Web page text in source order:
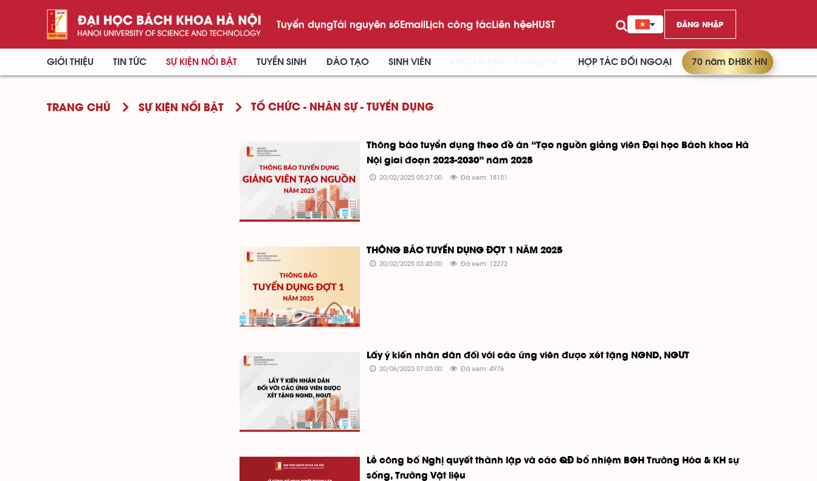
Tuyển dụngTài nguyên sốEmailLịch công tácLiên hệeHUST ĐĂNG NHẬP
GIỚI THIỆU TIN TỨC SỰ KIỆN NỔI BẬT TUYỂN SINH ĐÀO TẠO SINH VIÊN HỢP TÁC ĐỐI NGOẠI 70 năm ĐHBK HN
TRANG CHỦ SỰ KIỆN NỔI BẬT TỔ CHỨC - NHÂN SỰ - TUYỂN DỤNG
Thông báo tuyển dụng theo đề án “Tạo nguồn giảng viên Đại học Bách khoa Hà
Nội giai đoạn 2023-2030” năm 2025
20/02/2025 05:27:00 Đã xem: 18151
THÔNG BÁO TUYỂN DỤNG ĐỢT 1 NĂM 2025
20/02/2025 03:45:00 Đã xem: 12272
Lấy ý kiến nhân dân đối với các ứng viên được xét tặng NGND, NGƯT
20/06/2023 07:05:00 Đã xem: 4976
Lễ công bố Nghị quyết thành lập và các QĐ bổ nhiệm BGH Trường Hóa & KH sự
sống, Trường Vật liệu